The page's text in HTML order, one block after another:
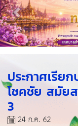
Previous
ประกาศเรีย
โชคชัย สมัย
3
24 ก.ค. 62